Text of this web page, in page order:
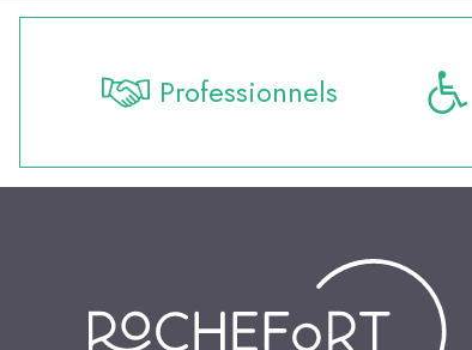
Professionnels